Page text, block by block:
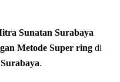
Sunatan Surabaya
Metode Super ring di
.